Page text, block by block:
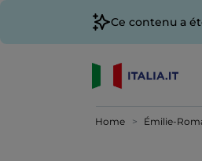
Ce contenu a
Home Émilie-